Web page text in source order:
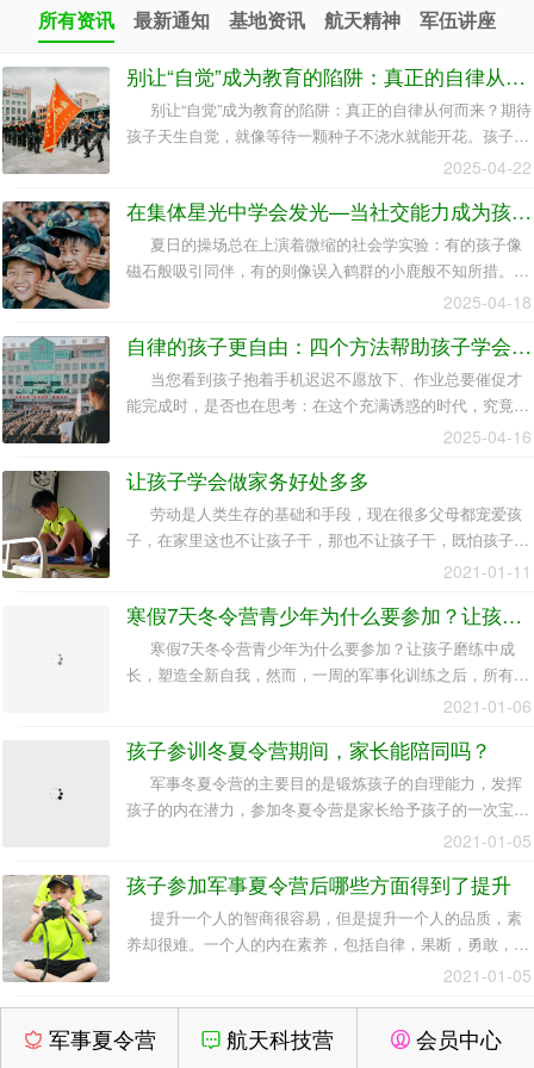
所有资讯 最新通知 基地资讯 航天精神 军伍讲座
别让“自觉”成为教育的陷阱：真正的自律从何而来？
别让“自觉”成为教育的陷阱：真正的自律从何而来？期待
孩子天生自觉，就像等待一颗种子不浇水就能开花。孩子的
大脑前额叶皮质尚未发育成熟，自控力本就需要后天塑造。
格计划，我绝无今日的积淀。”教育的路上，从没有“完美父
母”，只有愿意和孩子共同成长的“同行者
2025-04-22
在集体星光中学会发光—当社交能力成为孩子的人生必修课
夏日的操场总在上演着微缩的社会学实验：有的孩子像
磁石般吸引同伴，有的则像误入鹤群的小鹿般不知所措。那
些在集体中闪光的瞬间，往往藏着影响孩子一生的社交密码
2025-04-18
自律的孩子更自由：四个方法帮助孩子学会自我管理
当您看到孩子抱着手机迟迟不愿放下、作业总要催促才
能完成时，是否也在思考：在这个充满诱惑的时代，究竟该
2025-04-16
让孩子学会做家务好处多多
劳动是人类生存的基础和手段，现在很多父母都宠爱孩
子，在家里这也不让孩子干，那也不让孩子干，既怕孩子累
着，又怕让孩子做家务占用学习时间，过分宠爱、溺爱孩
惰、依赖性强的人。
2021-01-11
寒假7天冬令营青少年为什么要参加？让孩子磨练中成长，塑造全新自我
寒假7天冬令营青少年为什么要参加？让孩子磨练中成
长，塑造全新自我，然而，一周的军事化训练之后，所有的
孩子，都有了一个明显的变化：从哭哭啼啼，到完全适应，
2021-01-06
孩子参训冬夏令营期间，家长能陪同吗？
军事冬夏令营的主要目的是锻炼孩子的自理能力，发挥
孩子的内在潜力，参加冬夏令营是家长给予孩子的一次宝贵
2021-01-05
孩子参加军事夏令营后哪些方面得到了提升
提升一个人的智商很容易，但是提升一个人的品质，素
养却很难。一个人的内在素养，包括自律，果断，勇敢，有
2021-01-05
孩子的这些变化，虽然不是轰轰烈烈的，但却是每个家
军事夏令营 航天科技营 会员中心